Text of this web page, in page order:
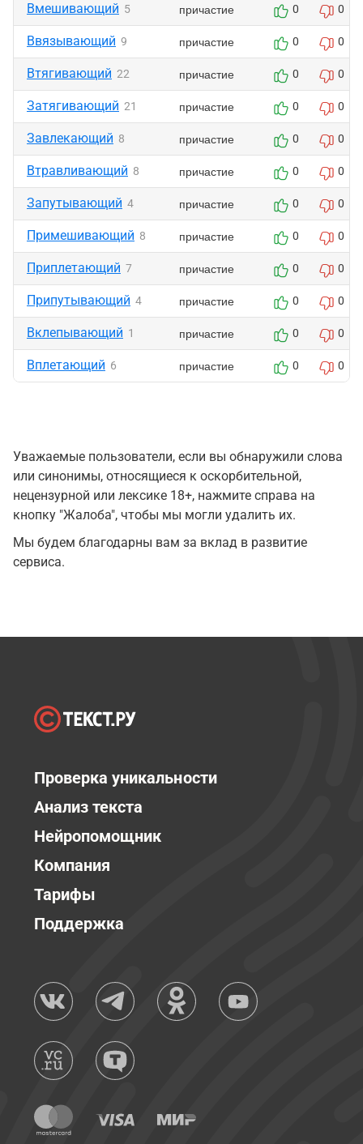
Вмешивающий 5 причастие 0 0
Ввязывающий 9 причастие 0 0
Втягивающий 22 причастие 0 0
Затягивающий 21 причастие 0 0
Завлекающий 8 причастие 0 0
Втравливающий 8 причастие 0 0
Запутывающий 4 причастие 0 0
Примешивающий 8 причастие 0 0
Приплетающий 7 причастие 0 0
Припутывающий 4 причастие 0 0
Вклепывающий 1 причастие 0 0
Вплетающий 6 причастие 0 0
Уважаемые пользователи, если вы обнаружили слова
или синонимы, относящиеся к оскорбительной,
нецензурной или лексике 18+, нажмите справа на
кнопку "Жалоба", чтобы мы могли удалить их.
Мы будем благодарны вам за вклад в развитие
сервиса.
Проверка уникальности
Анализ текста
Нейропомощник
Компания
Тарифы
Поддержка